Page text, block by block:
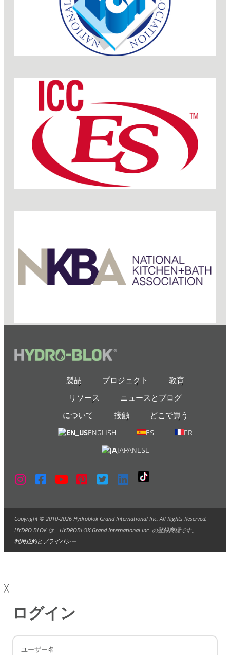
製品 プロジェクト
教育
リソース
ニュースとブログ
について
接触
どこで買う
ENGLISH
ES
FR
JAPANESE
Copyright © 2010-2026 Hydroblok Grand International Inc. All Rights Reserved.
HYDRO-BLOK は、HYDROBLOK Grand International Inc. の登録商標です。
利用規約とプライバシー
╳
ログイン